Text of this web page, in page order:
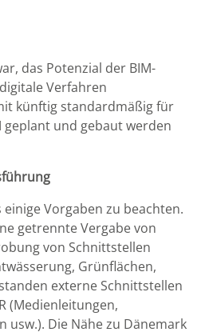
das Potenzial der BIM-
Verfahren
künftig standardmäßig für
und gebaut werden
einige Vorgaben zu beachten.
getrennte Vergabe von
von Schnittstellen
Grünflächen,
externe Schnittstellen
(Medienleitungen,
usw.). Die Nähe zu Dänemark